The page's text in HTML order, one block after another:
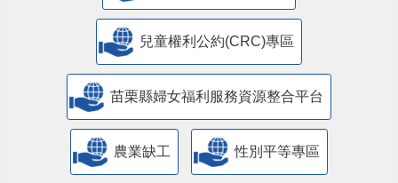
兒童權利公約(CRC)專區
苗栗縣婦女福利服務資源整合平台
農業缺工 性別平等專區